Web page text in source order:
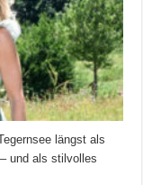
längst als
und als stilvolles